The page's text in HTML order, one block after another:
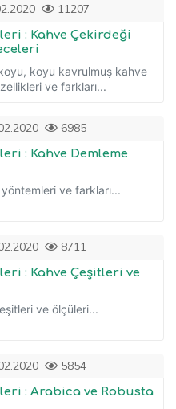
11207
: Kahve Çekirdeği
koyu kavrulmuş kahve
ve farkları...
6985
: Kahve Demleme
ve farkları...
8711
: Kahve Çeşitleri ve
ve ölçüleri...
5854
: Arabica ve Robusta